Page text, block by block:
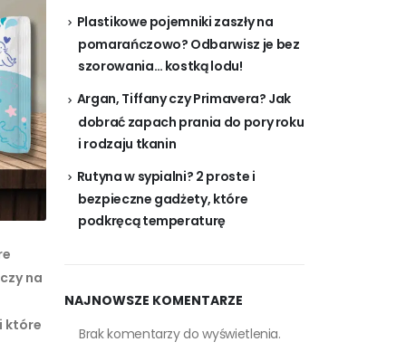
na
które
Plastikowe pojemniki zaszły na
pomarańczowo? Odbarwisz je bez
szorowania… kostką lodu!
Argan, Tiffany czy Primavera? Jak
dobrać zapach prania do pory roku
i rodzaju tkanin
Rutyna w sypialni? 2 proste i
bezpieczne gadżety, które
podkręcą temperaturę
NAJNOWSZE KOMENTARZE
Brak komentarzy do wyświetlenia.